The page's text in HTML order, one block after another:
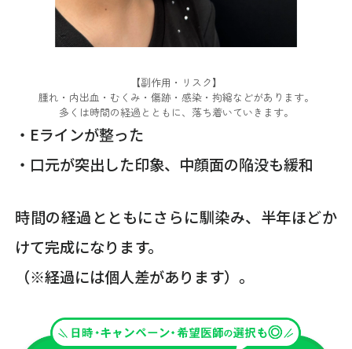
【副作用・リスク】
腫れ・内出血・むくみ・傷跡・感染・拘縮などがあります。
多くは時間の経過とともに、落ち着いていきます。
・Eラインが整った
・口元が突出した印象、中顔面の陥没も緩和
時間の経過とともにさらに馴染み、半年ほどか
けて完成になります。
（※経過には個人差があります）。